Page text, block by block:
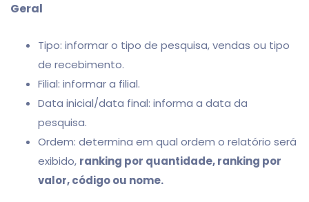
Geral
Tipo: informar o tipo de pesquisa, vendas ou tipo
de recebimento.
Filial: informar a filial.
Data inicial/data final: informa a data da
pesquisa.
Ordem: determina em qual ordem o relatório será
exibido, ranking por quantidade, ranking por
valor, código ou nome.